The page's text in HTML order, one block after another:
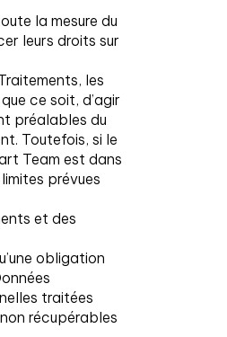
la mesure du
leurs droits sur
les
ce soit, d’agir
préalables du
Toutefois, si le
Team est dans
prévues
et des
obligation
traitées
récupérables